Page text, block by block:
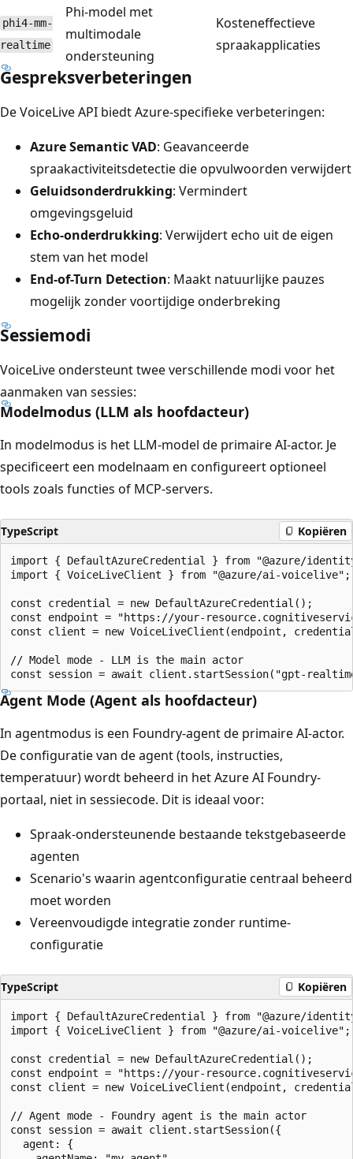
phi4-mm-
realtime
Phi-model met
multimodale
ondersteuning
Kosteneffectieve
spraakapplicaties
Gespreksverbeteringen
De VoiceLive API biedt Azure-specifieke verbeteringen:
Azure Semantic VAD: Geavanceerde
spraakactiviteitsdetectie die opvulwoorden verwijdert
Geluidsonderdrukking: Vermindert
omgevingsgeluid
Echo-onderdrukking: Verwijdert echo uit de eigen
stem van het model
End-of-Turn Detection: Maakt natuurlijke pauzes
mogelijk zonder voortijdige onderbreking
Sessiemodi
VoiceLive ondersteunt twee verschillende modi voor het
aanmaken van sessies:
Modelmodus (LLM als hoofdacteur)
In modelmodus is het LLM-model de primaire AI-actor. Je
specificeert een modelnaam en configureert optioneel
tools zoals functies of MCP-servers.
TypeScript Kopiëren
import { DefaultAzureCredential } from "@azure/
import { VoiceLiveClient } from "@azure/ai-voicelive";
const credential = new DefaultAzureCredential();
const endpoint = "https://your-
const client = new VoiceLiveClient(endpoint,
// Model mode - LLM is the main actor
Agent Mode (Agent als hoofdacteur)
In agentmodus is een Foundry-agent de primaire AI-actor.
De configuratie van de agent (tools, instructies,
temperatuur) wordt beheerd in het Azure AI Foundry-
portaal, niet in sessiecode. Dit is ideaal voor:
Spraak-ondersteunende bestaande tekstgebaseerde
agenten
Scenario's waarin agentconfiguratie centraal beheerd
moet worden
Vereenvoudigde integratie zonder runtime-
configuratie
TypeScript Kopiëren
import { DefaultAzureCredential } from "@azure/
import { VoiceLiveClient } from "@azure/ai-voicelive";
const credential = new DefaultAzureCredential();
const endpoint = "https://your-
const client = new VoiceLiveClient(endpoint,
// Agent mode - Foundry agent is the main actor
const session = await client.startSession({
  agent: {